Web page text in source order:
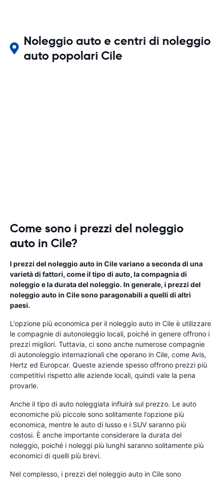
Noleggio auto e centri di noleggio
auto popolari Cile
Come sono i prezzi del noleggio
auto in Cile?
I prezzi del noleggio auto in Cile variano a seconda di una
varietà di fattori, come il tipo di auto, la compagnia di
noleggio e la durata del noleggio. In generale, i prezzi del
noleggio auto in Cile sono paragonabili a quelli di altri
paesi.
L'opzione più economica per il noleggio auto in Cile è utilizzare
le compagnie di autonoleggio locali, poiché in genere offrono i
prezzi migliori. Tuttavia, ci sono anche numerose compagnie
di autonoleggio internazionali che operano in Cile, come Avis,
Hertz ed Europcar. Queste aziende spesso offrono prezzi più
competitivi rispetto alle aziende locali, quindi vale la pena
provarle.
Anche il tipo di auto noleggiata influirà sul prezzo. Le auto
economiche più piccole sono solitamente l’opzione più
economica, mentre le auto di lusso e i SUV saranno più
costosi. È anche importante considerare la durata del
noleggio, poiché i noleggi più lunghi saranno solitamente più
economici di quelli più brevi.
Nel complesso, i prezzi del noleggio auto in Cile sono